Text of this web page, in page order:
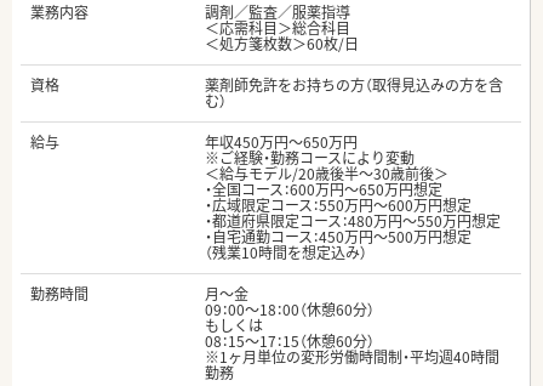
業務内容
調剤／監査／服薬指導
＜応需科目＞総合科目
＜処方箋枚数＞60枚/日
資格
薬剤師免許をお持ちの方（取得見込みの方を含
む）
給与
年収450万円～650万円
※ご経験・勤務コースにより変動
＜給与モデル/20歳後半～30歳前後＞
・全国コース：600万円～650万円想定
・広域限定コース：550万円～600万円想定
・都道府県限定コース：480万円～550万円想定
・自宅通勤コース：450万円～500万円想定
（残業10時間を想定込み）
勤務時間
月～金
09：00～18：00（休憩60分）
もしくは
08：15～17：15（休憩60分）
※1ヶ月単位の変形労働時間制・平均週40時間
勤務